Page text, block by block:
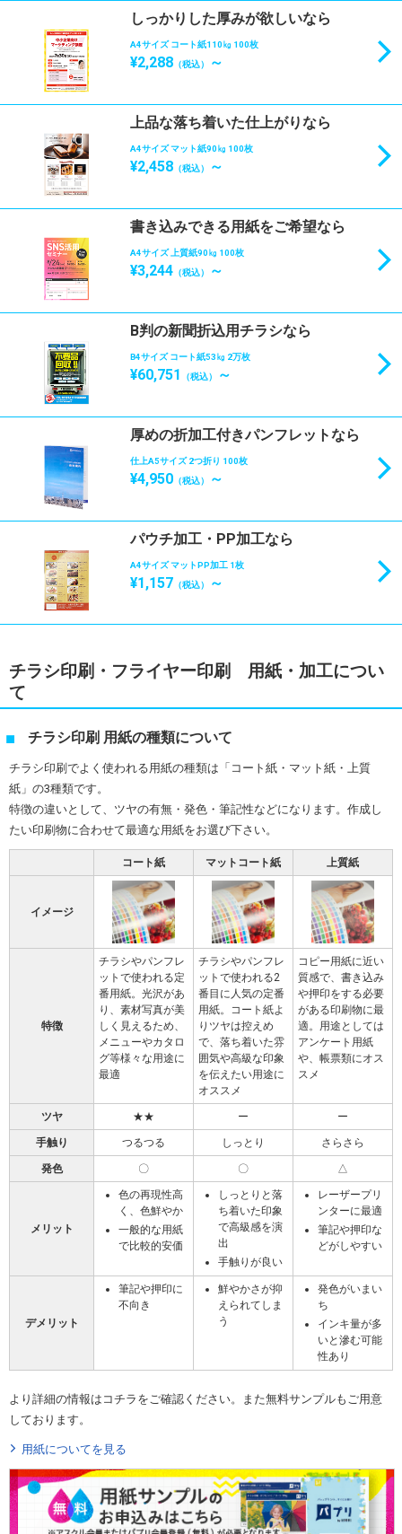
しっかりした厚みが欲しいなら
A4サイズ コート紙110㎏ 100枚
¥2,288 （税込） ～
上品な落ち着いた仕上がりなら
A4サイズ マット紙90㎏ 100枚
¥2,458 （税込） ～
書き込みできる用紙をご希望なら
A4サイズ 上質紙90㎏ 100枚
¥3,244 （税込） ～
B判の新聞折込用チラシなら
B4サイズ コート紙53㎏ 2万枚
¥60,751 （税込） ～
厚めの折加工付きパンフレットなら
仕上A5サイズ 2つ折り 100枚
¥4,950 （税込） ～
パウチ加工・PP加工なら
A4サイズ マットPP加工 1枚
¥1,157 （税込） ～
チラシ印刷・フライヤー印刷 用紙・加工につい
て
チラシ印刷 用紙の種類について
チラシ印刷でよく使われる用紙の種類は「コート紙・マット紙・上質
紙」の3種類です。
特徴の違いとして、ツヤの有無・発色・筆記性などになります。作成し
たい印刷物に合わせて最適な用紙をお選び下さい。
コート紙 マットコート紙 上質紙
イメージ
特徴
チラシやパンフレ
ットで使われる定
番用紙。光沢があ
り、素材写真が美
しく見えるため、
メニューやカタロ
グ等様々な用途に
最適
チラシやパンフレ
ットで使われる2
番目に人気の定番
用紙。コート紙よ
りツヤは控えめ
で、落ち着いた雰
囲気や高級な印象
を伝えたい用途に
オススメ
コピー用紙に近い
質感で、書き込み
や押印をする必要
がある印刷物に最
適。用途としては
アンケート用紙
や、帳票類にオス
スメ
ツヤ ★★ ー ー
手触り つるつる しっとり さらさら
発色 〇 〇 △
メリット
色の再現性高
く、色鮮やか
一般的な用紙
で比較的安価
しっとりと落
ち着いた印象
で高級感を演
出
手触りが良い
レーザープリ
ンターに最適
筆記や押印な
どがしやすい
デメリット
筆記や押印に
不向き
鮮やかさが抑
えられてしま
う
発色がいまい
ち
インキ量が多
いと滲む可能
性あり
より詳細の情報はコチラをご確認ください。また無料サンプルもご用意
しております。
用紙についてを見る